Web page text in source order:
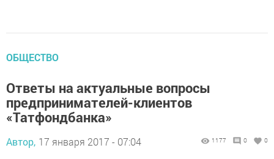
ОБЩЕСТВО
Ответы на актуальные вопросы
предпринимателей-клиентов
«Татфондбанка»
Автор, 17 января 2017 - 07:04 1177 0 0